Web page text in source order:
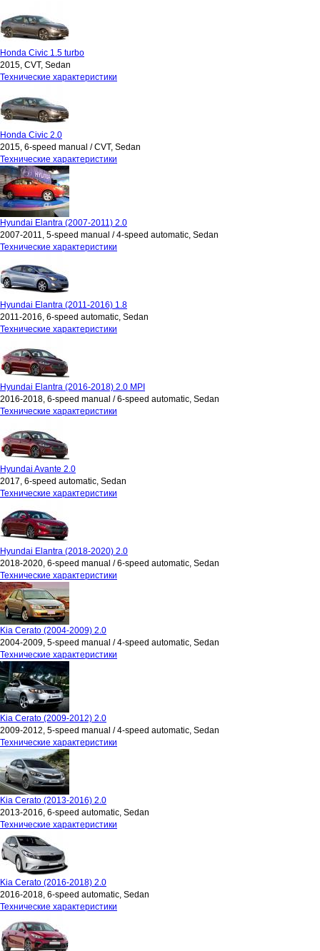
Honda Civic 1.5 turbo
2015, CVT, Sedan
Технические характеристики
Honda Civic 2.0
2015, 6-speed manual / CVT, Sedan
Технические характеристики
Hyundai Elantra (2007-2011) 2.0
2007-2011, 5-speed manual / 4-speed automatic, Sedan
Технические характеристики
Hyundai Elantra (2011-2016) 1.8
2011-2016, 6-speed automatic, Sedan
Технические характеристики
Hyundai Elantra (2016-2018) 2.0 MPI
2016-2018, 6-speed manual / 6-speed automatic, Sedan
Технические характеристики
Hyundai Avante 2.0
2017, 6-speed automatic, Sedan
Технические характеристики
Hyundai Elantra (2018-2020) 2.0
2018-2020, 6-speed manual / 6-speed automatic, Sedan
Технические характеристики
Kia Cerato (2004-2009) 2.0
2004-2009, 5-speed manual / 4-speed automatic, Sedan
Технические характеристики
Kia Cerato (2009-2012) 2.0
2009-2012, 5-speed manual / 4-speed automatic, Sedan
Технические характеристики
Kia Cerato (2013-2016) 2.0
2013-2016, 6-speed automatic, Sedan
Технические характеристики
Kia Cerato (2016-2018) 2.0
2016-2018, 6-speed automatic, Sedan
Технические характеристики